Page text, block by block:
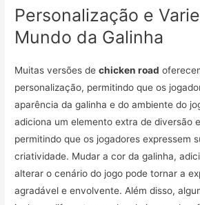
Personalização e
Mundo da Galinha
Muitas versões dechicken road
personalização, permitindo que os
aparência da galinha e do ambiente do
adiciona um elemento extra de diversão
permitindo que os jogadores expressem
criatividade. Mudar a cor da galinha,
alterar o cenário do jogo pode tornar a
agradável e envolvente. Além disso,